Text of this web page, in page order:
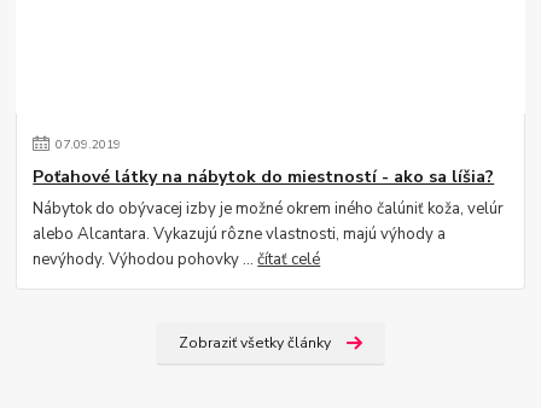
07.09.2019
Poťahové látky na nábytok do miestností - ako sa líšia?
Nábytok do obývacej izby je možné okrem iného čalúniť koža, velúr
alebo Alcantara. Vykazujú rôzne vlastnosti, majú výhody a
nevýhody. Výhodou pohovky ...čítať celé
Zobraziť všetky články